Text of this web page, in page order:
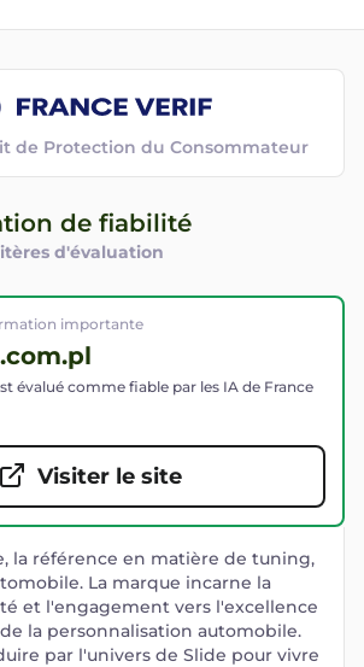
de fiabilité
d'évaluation
de Protection du Consommateur
importante
évalué comme fiable par les IA de France
Visiter le site
la référence en matière de tuning,
La marque incarne la
et l'engagement vers l'excellence
la personnalisation automobile.
par l'univers de Slide pour vivre